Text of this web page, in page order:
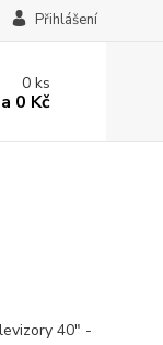
Přihlášení
0ks
0 Kč
40" -